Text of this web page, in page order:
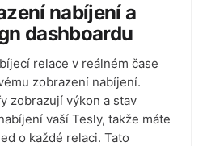
nabíjení a
dashboardu
relace v reálném čase
zobrazení nabíjení.
zobrazují výkon a stav
vaší Tesly, takže máte
o každé relaci. Tato